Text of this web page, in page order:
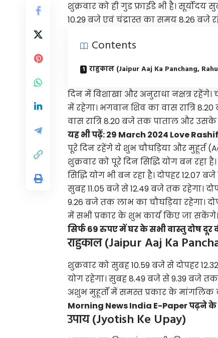
शुक्रवार को ही गुड फ्राईडे भी है।
10.29 बजे एवं चंद्रास्त का समय 8.26 बजे
Contents
राहुकाल (Jaipur Aaj Ka Panchang,
दिन में विशाखा और अनुराधा नक्षत्र
में रहेगा। भगवान शिव का वास रात्रि
वास रात्रि 8.20 बजे तक पाताल और उसके
यह भी पढ़ें:29 March 2024 Love
पूरे दिन रहेंगे ये शुभ चौघड़िया और मुहूर्त
शुक्रवार को पूरे दिन सिद्धि योग बन रहा
सिद्धि योग भी बन रहा है। दोपहर
सुबह 11.05 बजे से 12.49 बजे तक रहेगा।
9.26 बजे तक लाभ का चौघड़िया रहेगा।
में सभी प्रकार के शुभ कार्य किए जा सकेंगे।
सिर्फ 69 रुपए में घर के सभी वास्तु दोष दूर
राहुकाल (Jaipur Aaj Ka
शुक्रवार को सुबह 10.59 बजे से दोपहर
योग रहेगा। सुबह 8.49 बजे से 9.39 बजे
अशुभ मुहूर्तों में समस्त प्रकार के मांगलिक
Morning News India E-Paper पढ़ने
उपाय (Jyotish Ke Upay)